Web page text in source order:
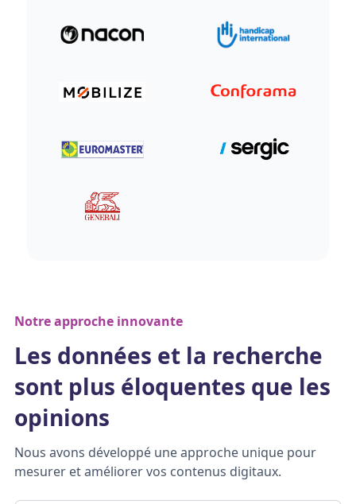
Notre approche innovante
Les données et la recherche
sont plus éloquentes que les
opinions
Nous avons développé une approche unique pour
mesurer et améliorer vos contenus digitaux.